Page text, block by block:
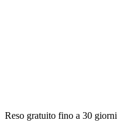
Reso gratuito fino a 30 giorni